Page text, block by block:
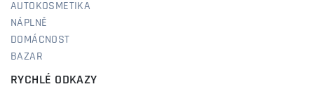
AUTOKOSMETIKA
NÁPLNĚ
DOMÁCNOST
BAZAR
RYCHLÉ ODKAZY